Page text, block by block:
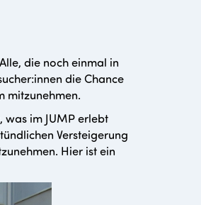
die noch einmal in
die Chance
mitzunehmen.
was im JUMP erlebt
Versteigerung
Hier ist ein